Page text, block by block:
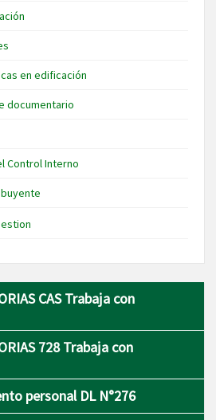
en edificación
documentario
Control Interno
CAS Trabaja con
728 Trabaja con
personal DL N°276